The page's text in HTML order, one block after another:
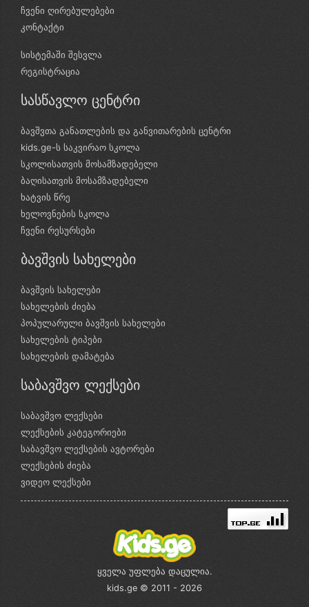
ჩვენი ღირებულებები
კონტაქტი
სისტემაში შესვლა
რეგისტრაცია
სასწავლო ცენტრი
ბავშვთა განათლების და განვითარების ცენტრი
kids.ge-ს საკვირაო სკოლა
სკოლისათვის მოსამზადებელი
ბაღისათვის მოსამზადებელი
ხატვის წრე
ხელოვნების სკოლა
ჩვენი რესურსები
ბავშვის სახელები
ბავშვის სახელები
სახელების ძიება
პოპულარული ბავშვის სახელები
სახელების ტიპები
სახელების დამატება
საბავშვო ლექსები
საბავშვო ლექსები
ლექსების კატეგორიები
საბავშვო ლექსების ავტორები
ლექსების ძიება
ვიდეო ლექსები
ყველა უფლება დაცულია.
kids.ge © 2011 - 2026